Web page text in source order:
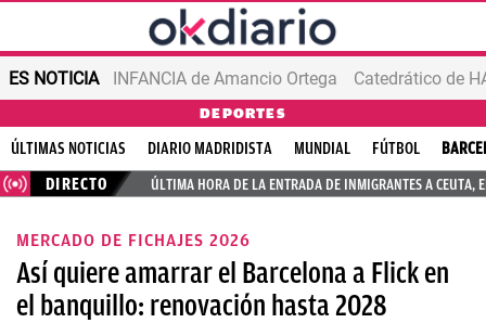
ES NOTICIA INFANCIA de Amancio Ortega
DEPORTES
ÚLTIMAS NOTICIAS DIARIO MADRIDISTA MUNDIAL FÚTBOL
DIRECTO
ÚLTIMA HORA DE LA ENTRADA DE INMIGRANTES A CEUTA,
MERCADO DE FICHAJES 2026
Así quiere amarrar el Barcelona a Flick en
el banquillo: renovación hasta 2028